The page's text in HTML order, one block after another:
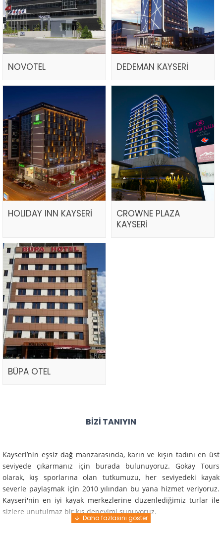
NOVOTEL DEDEMAN KAYSERİ
HOLIDAY INN KAYSERİ
CROWNE PLAZA
KAYSERİ
BÜPA OTEL
BIZI TANIYIN
Kayseri’nin eşsiz dağ manzarasında, karın ve kışın tadını en üst
seviyede çıkarmanız için burada bulunuyoruz. Gokay Tours
olarak, kış sporlarına olan tutkumuzu, her seviyedeki kayak
severle paylaşmak için 2010 yılından bu yana hizmet veriyoruz.
Kayseri'nin en iyi kayak merkezlerine düzenlediğimiz turlar ile
sizlere unutulmaz bir kış deneyimi sunuyoruz.